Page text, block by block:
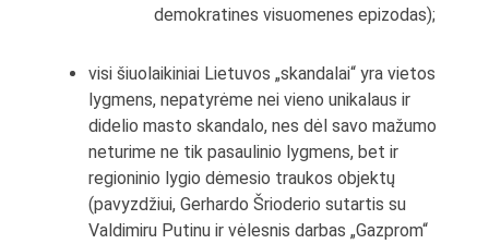
demokratines visuomenes epizodas);
visi šiuolaikiniai Lietuvos „skandalai“ yra vietos
lygmens, nepatyrėme nei vieno unikalaus ir
didelio masto skandalo, nes dėl savo mažumo
neturime ne tik pasaulinio lygmens, bet ir
regioninio lygio dėmesio traukos objektų
(pavyzdžiui, Gerhardo Šrioderio sutartis su
Valdimiru Putinu ir vėlesnis darbas „Gazprom“